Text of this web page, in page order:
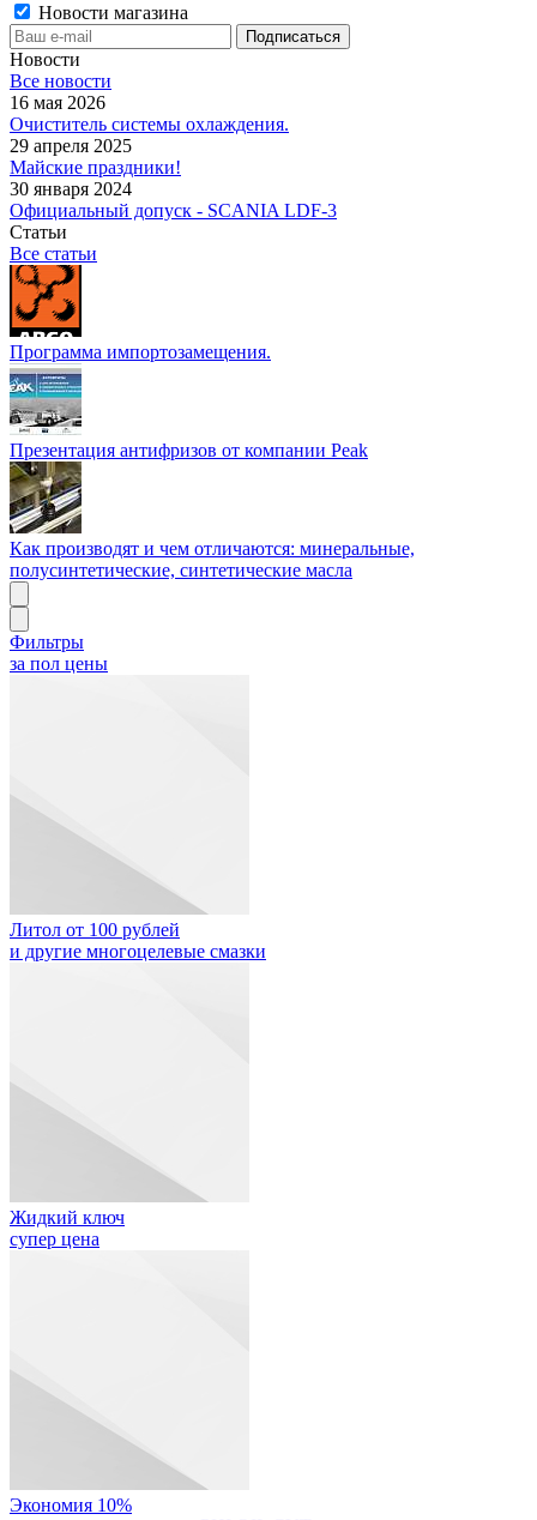
Новости магазина
Новости
Все новости
16 мая 2026
Очиститель системы охлаждения.
29 апреля 2025
Майские праздники!
30 января 2024
Официальный допуск - SCANIA LDF-3
Статьи
Все статьи
Программа импортозамещения.
Презентация антифризов от компании Peak
Как производят и чем отличаются: минеральные,
полусинтетические, синтетические масла
Фильтры
за пол цены
Литол от 100 рублей
и другие многоцелевые смазки
Жидкий ключ
супер цена
Экономия 10%